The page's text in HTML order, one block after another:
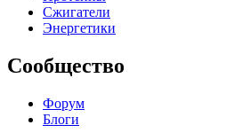
Сжигатели
Энергетики
Сообщество
Форум
Блоги